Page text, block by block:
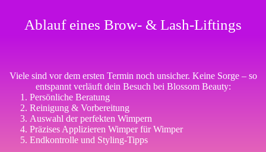
Ablauf eines Brow- & Lash-Liftings
Viele sind vor dem ersten Termin noch unsicher. Keine Sorge – so
entspannt verläuft dein Besuch bei Blossom Beauty:
Persönliche Beratung
Reinigung & Vorbereitung
Auswahl der perfekten Wimpern
Präzises Applizieren Wimper für Wimper
Endkontrolle und Styling-Tipps